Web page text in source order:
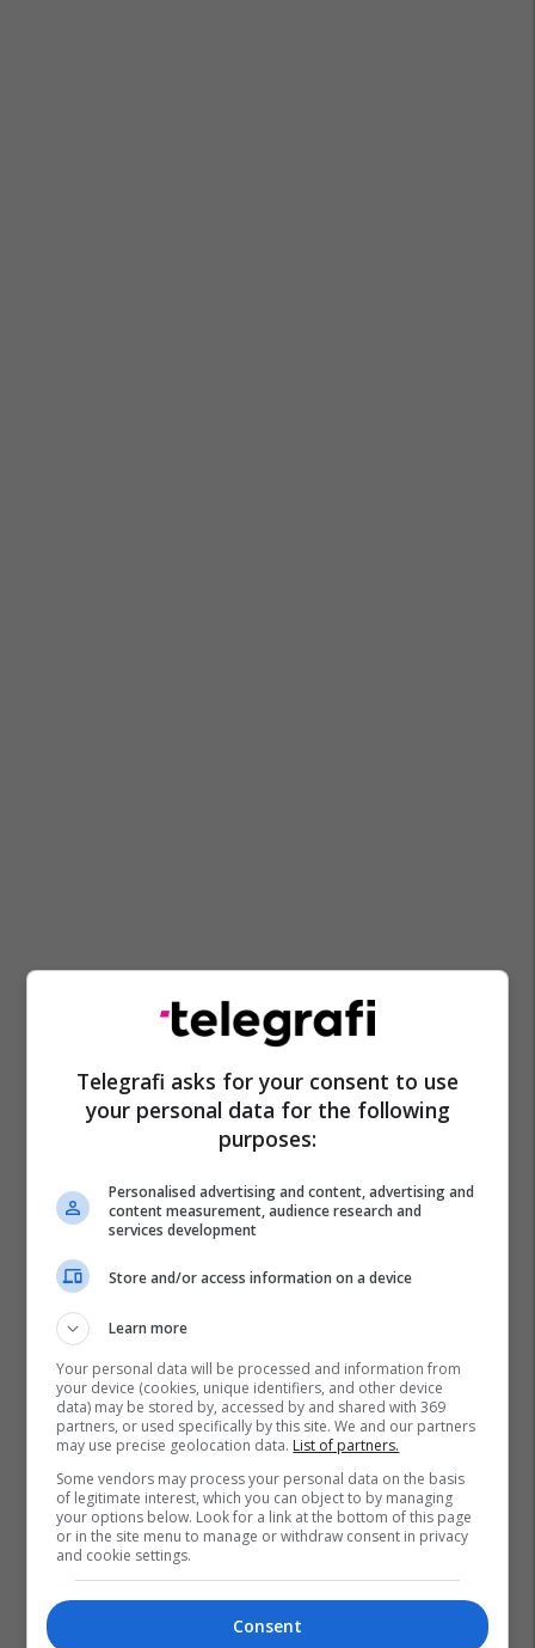
Telegrafi asks for your consent to use
your personal data for the following
purposes:
Personalised advertising and content, advertising and
content measurement, audience research and
services development
Store and/or access information on a device
Learn more
Your personal data will be processed and information from
your device (cookies, unique identifiers, and other device
data) may be stored by, accessed by and shared with 369
partners, or used specifically by this site. We and our partners
may use precise geolocation data. List of partners.
Some vendors may process your personal data on the basis
of legitimate interest, which you can object to by managing
your options below. Look for a link at the bottom of this page
or in the site menu to manage or withdraw consent in privacy
and cookie settings.
Consent